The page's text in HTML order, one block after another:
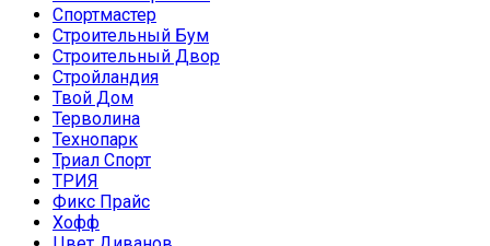
Спортмастер
Строительный Бум
Строительный Двор
Стройландия
Твой Дом
Терволина
Технопарк
Триал Спорт
ТРИЯ
Фикс Прайс
Хофф